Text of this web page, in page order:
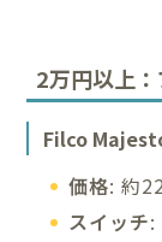
2万円以上
Filco
価格: 約
スイッチ: